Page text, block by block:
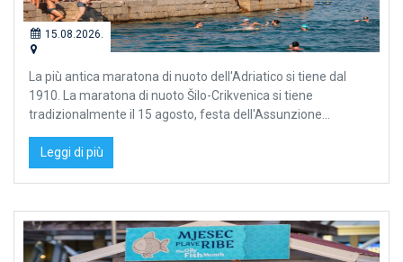
15.08.2026.
La più antica maratona di nuoto dell'Adriatico si tiene dal
1910. La maratona di nuoto Šilo-Crikvenica si tiene
tradizionalmente il 15 agosto, festa dell'Assunzione...
Leggi di più